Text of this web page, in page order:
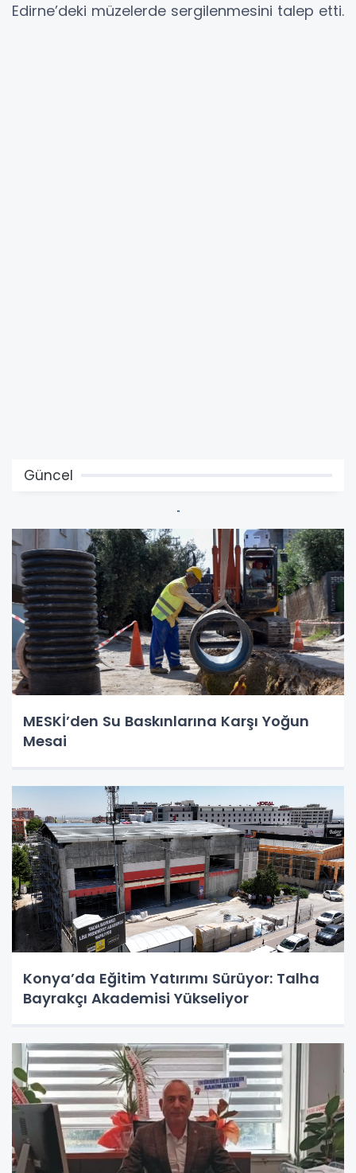
Edirne’deki müzelerde sergilenmesini talep etti.
Güncel
MESKİ’den Su Baskınlarına Karşı Yoğun
Mesai
Konya’da Eğitim Yatırımı Sürüyor: Talha
Bayrakçı Akademisi Yükseliyor